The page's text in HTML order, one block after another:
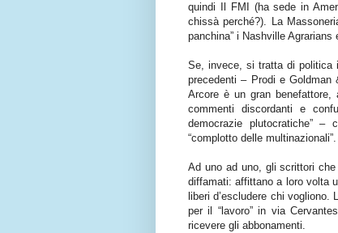
quindi Il FMI (ha sede in
chissà perché?). La
panchina” i Nashville
Se, invece, si tratta di politica
precedenti – Prodi e
Arcore è un gran
commenti discordanti e
democrazie plutocratiche”
“complotto delle
Ad uno ad uno, gli scrittori
diffamati: affittano a loro volta
liberi d’escludere chi vogliono.
per il “lavoro” in via
ricevere gli abbonamenti.